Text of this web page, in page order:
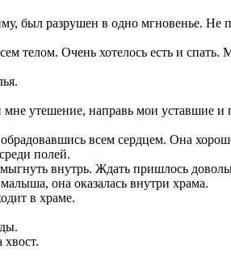
был разрушен в одно мгновенье.
телом. Очень хотелось есть и спать.
утешение, направь мои уставшие и
всем сердцем. Она
полей.
внутрь. Ждать пришлось
она оказалась внутри храма.
в храме.